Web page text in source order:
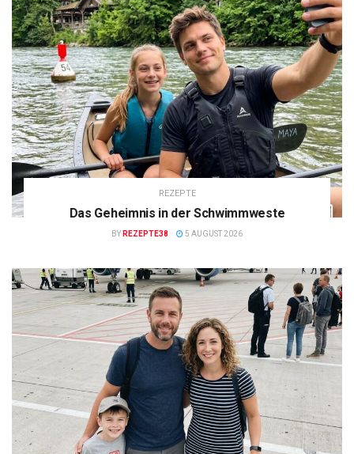
REZEPTE
Das Geheimnis in der Schwimmweste
BY REZEPTE38 5 AUGUST 2026